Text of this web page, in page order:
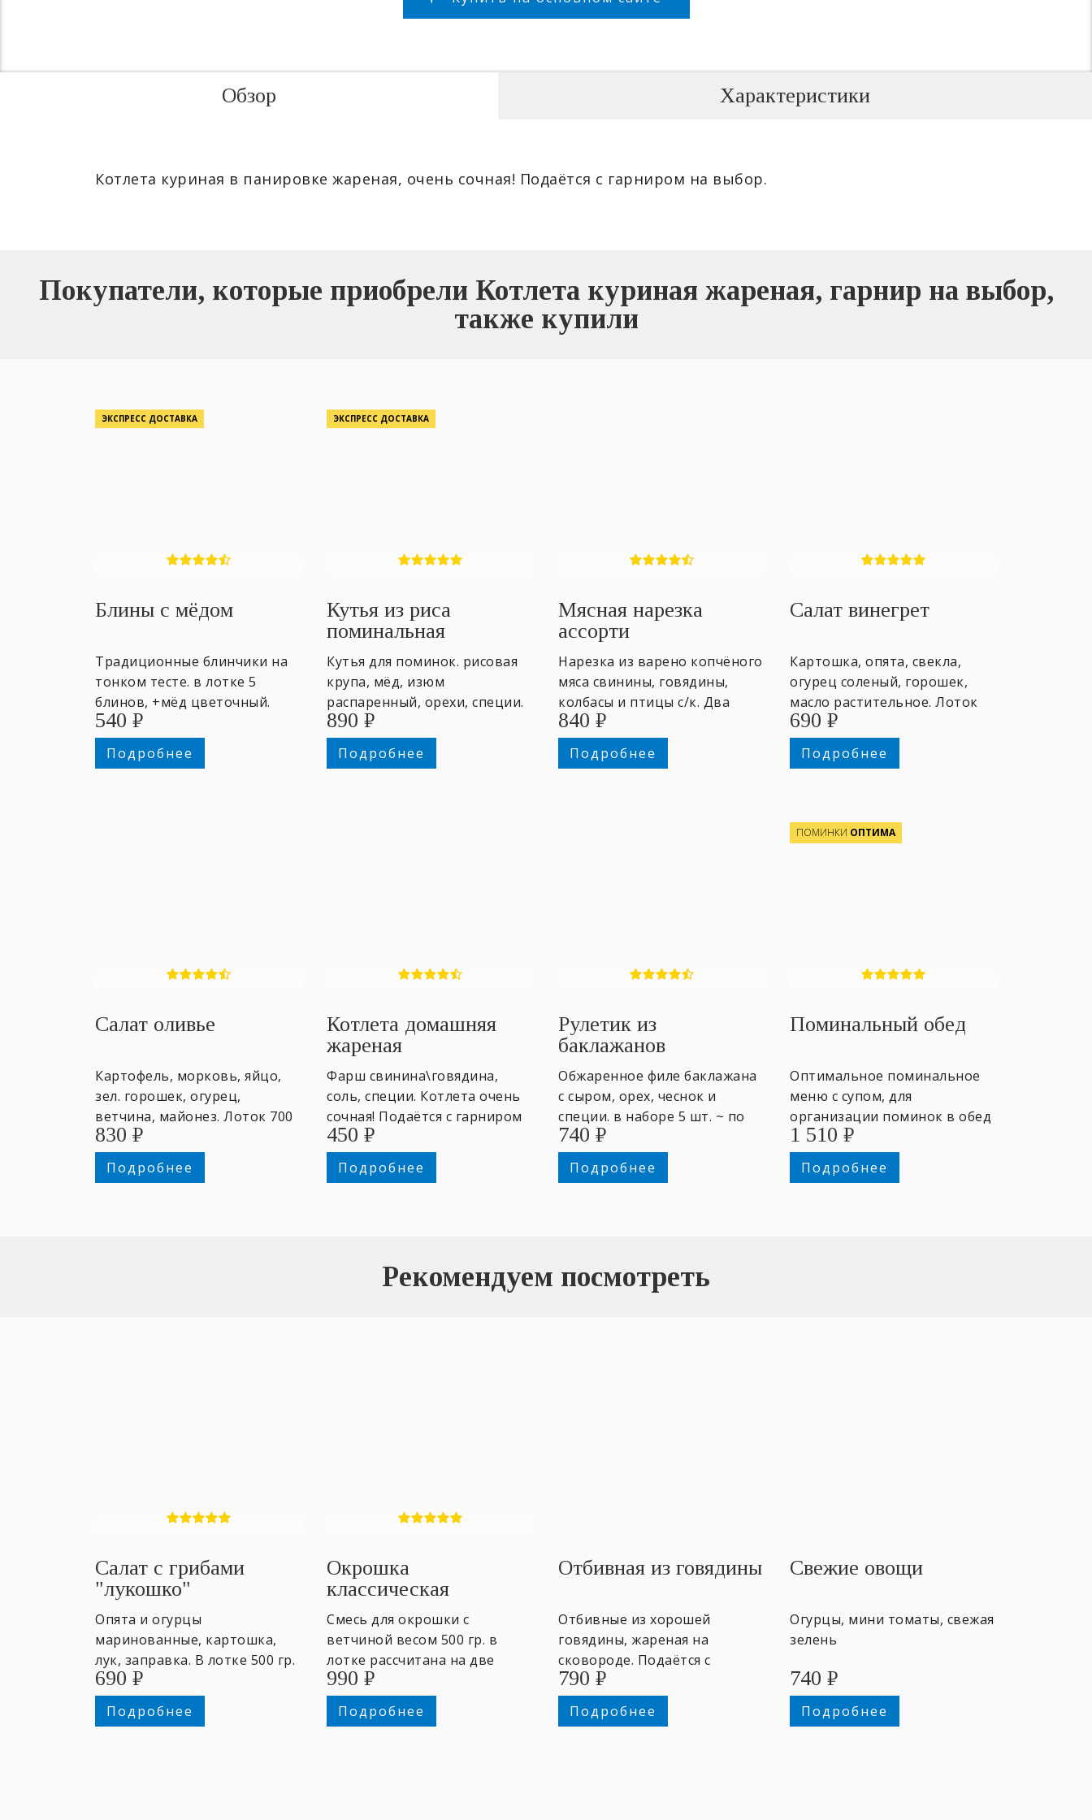
Обзор
Котлета куриная в панировке жареная, очень сочная! Подаётся с гарниром на выбор.
Характеристики
Покупатели, которые приобрели Котлета куриная жареная, гарнир на выбор,
также купили
ЭКСПРЕСС ДОСТАВКА
Блины с мёдом
Традиционные блинчики на
тонком тесте. в лотке 5
блинов, +мёд цветочный.
540 ₽
Подробнее
ЭКСПРЕСС ДОСТАВКА
Кутья из риса
поминальная
Кутья для поминок. рисовая
крупа, мёд, изюм
распаренный, орехи, специи.
600гр. ~ 5 персон
890 ₽
Подробнее
Мясная нарезка
ассорти
Нарезка из варено копчёного
мяса свинины, говядины,
колбасы и птицы с/к. Два
лотка 400 гр. ~3-4 персоны.
840 ₽
Подробнее
Салат винегрет
Картошка, опята, свекла,
огурец соленый, горошек,
масло растительное. Лоток
500 гр. ~4 персоны.
690 ₽
Подробнее
Салат оливье
Картофель, морковь, яйцо,
зел. горошек, огурец,
ветчина, майонез. Лоток 700
гр. ~4 персоны.
830 ₽
Подробнее
Котлета домашняя
жареная
Фарш свинина\говядина,
соль, специи. Котлета очень
сочная! Подаётся с гарниром
на выбор и зеленью. 150/200
гр.
450 ₽
Подробнее
Рулетик из
баклажанов
Обжаренное филе баклажана
с сыром, орех, чеснок и
специи. в наборе 5 шт. ~ по
25гр.
740 ₽
Подробнее
ПОМИНКИ ОПТИМА
Поминальный обед
Оптимальное поминальное
меню с супом, для
организации поминок в обед
за общим столом от 4-х
персон.
1 510 ₽
Подробнее
Рекомендуем посмотреть
Салат с грибами
"лукошко"
Опята и огурцы
маринованные, картошка,
лук, заправка. В лотке 500 гр.
~4 персоны.
690 ₽
Подробнее
Окрошка
классическая
Смесь для окрошки с
ветчиной весом ​500 гр. в
лотке ​рассчитана на две
добротные порции. Заправка
на выбор: квас, кефир. ~2
персоны.
990 ₽
Подробнее
Отбивная из говядины
Отбивные из хорошей
говядины, жареная на
сковороде. Подаётся с
гарниром на выбор. 170/200
гр.
790 ₽
Подробнее
Свежие овощи
Огурцы, мини томаты, свежая
зелень
740 ₽
Подробнее